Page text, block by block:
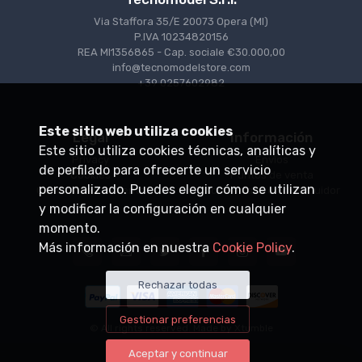
Via Staffora 35/E 20073 Opera (MI)
P.IVA 10234820156
REA MI1356865 - Cap. sociale €30.000,00
info@tecnomodelstore.com
+39 0257602982
Legal
Cookies
Condiciones de venta
Información
Puntos de venta
Conviértase en distribuidor
© All rights reserved. Made by
Este sitio web utiliza cookies
Este sitio utiliza cookies técnicas, analíticas y
de perfilado para ofrecerte un servicio
personalizado. Puedes elegir cómo se utilizan
y modificar la configuración en cualquier
momento.
Más información en nuestra Cookie Policy.
Rechazar todas
Gestionar preferencias
Aceptar y continuar